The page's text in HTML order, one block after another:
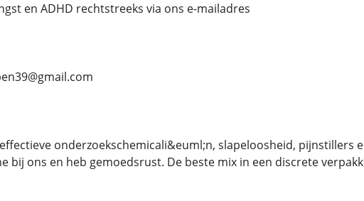
en ADHD rechtstreeks via ons e-mailadres
onderzoekschemicali&euml;n, slapeloosheid, pijnstillers
bij ons en heb gemoedsrust. De beste mix in een discrete